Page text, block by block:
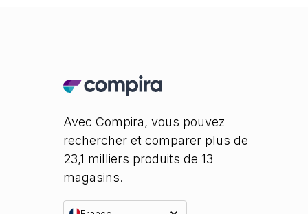
Avec Compira, vous pouvez
rechercher et comparer plus de
23,1 milliers produits de 13
magasins.